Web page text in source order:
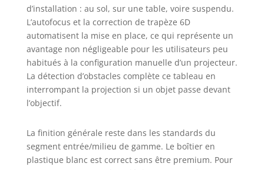
manuelle via la télécommande est
recommandée pour ce projecteur
portable. 【Android 14 et Apps
Intégrées】Ce mini
vidéoprojecteur 4k, équipé du
processeur Quad-Core Allwinner
H726, 2 Go de RAM et 16 Go de
stockage, offre multitâche fluide et
applications. Graphiques
optimisés pour jeux et apps sans
ralentissement. YouTube et Prime
d’installation : au sol, sur une table, voire suspendu.
L’autofocus et la correction de trapèze 6D
automatisent la mise en place, ce qui représente un
avantage non négligeable pour les utilisateurs peu
habitués à la configuration manuelle d’un projecteur.
La détection d’obstacles complète ce tableau en
interrompant la projection si un objet passe devant
l’objectif.
La finition générale reste dans les standards du
segment entrée/milieu de gamme. Le boîtier en
plastique blanc est correct sans être premium. Pour